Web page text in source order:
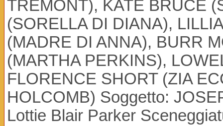
TREMONT), KATE BRUCE
(SORELLA DI DIANA),
(MADRE DI ANNA), BURR
(MARTHA PERKINS),
FLORENCE SHORT (ZIA
HOLCOMB) Soggetto:
Lottie Blair Parker